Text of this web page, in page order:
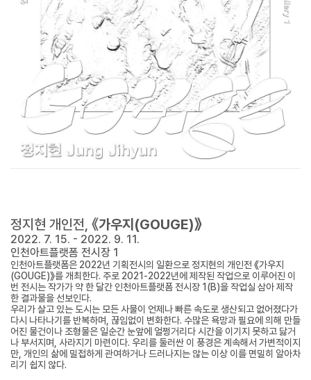
정지현 개인전 《가우지 (GOUGE)》
2022. 7. 15. - 2022. 9. 11.
인천아트플랫폼 전시장 1
인천아트플랫폼은 2022년 기획전시의 일환으로 정지현의 개인전 《가우지
(GOUGE)》를 개최한다. 주로 2021-2022년에 제작된 작업으로 이루어진 이
번 전시는 작가가 약 한 달간 인천아트플랫폼 전시장 1(B)을 작업실 삼아 제작
한 결과물을 선보인다.
우리가 살고 있는 도시는 모든 사물이 언제나 빠른 속도로 생산되고 없어졌다가
다시 나타나기를 반복하며 끊임없이 변화한다. 수많은 욕망과 필요에 의해 만들
어진 물건이나 조형물은 일순간 눈앞에 얼쩡거리다 시간을 이기지 못하고 닳거
나 부서지며 사라지기 마련이다. 우리를 둘러싼 이 풍경은 계속해서 가변적이지
만 개인의 삶에 밀접하게 관여하거나 드러나지는 않는 이상 이를 면밀히 알아차
리기 쉽지 않다.